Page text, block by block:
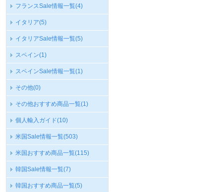
フランスSale情報一覧(4)
イタリア(5)
イタリアSale情報一覧(5)
スペイン(1)
スペインSale情報一覧(1)
その他(0)
その他おすすめ商品一覧(1)
個人輸入ガイド(10)
米国Sale情報一覧(503)
米国おすすめ商品一覧(115)
韓国Sale情報一覧(7)
韓国おすすめ商品一覧(5)